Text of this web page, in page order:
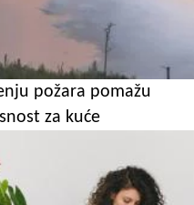
požara pomažu
za kuće